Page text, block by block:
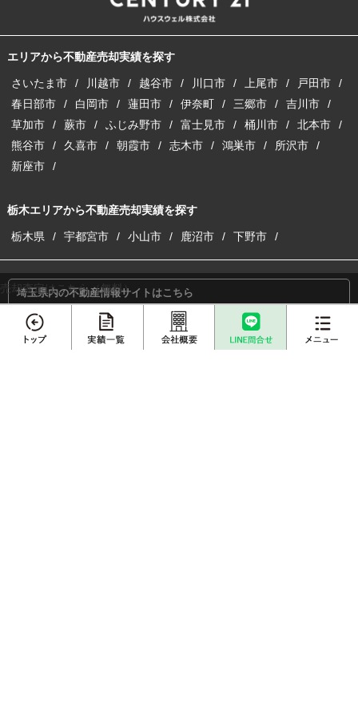
エリアから不動産売却実績を探す
さいたま市 川越市 越谷市 川口市 上尾市
戸田市
春日部市
白岡市 蓮田市 伊奈町 三郷市
吉川市
草加市
蕨市 ふじみ野市 富士見市 桶川市
北本市
熊谷市
久喜市 朝霞市 志木市 鴻巣市
所沢市
新座市
栃木エリアから不動産売却実績を探す
栃木県 宇都宮市 小山市 鹿沼市 下野市
埼玉県内の不動産情報サイトはこちら
埼玉の注文建築サイトはこちら
売却査定はこちら（無料）